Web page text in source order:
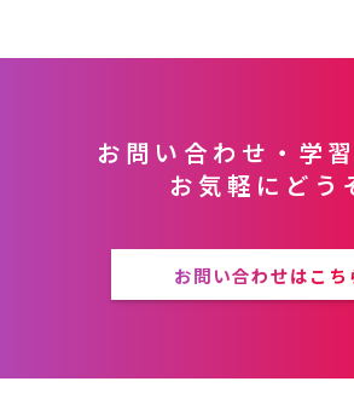
お問い合わせ・学
お気軽にどう
お問い合わせはこち